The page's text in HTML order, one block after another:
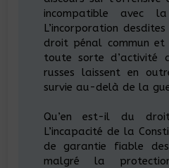
incompatible avec
L’incorporation
droit pénal commun
toute sorte d’activité
russes laissent en
survie au-delà de la
Qu’en est-il du
L’incapacité de la
de garantie fiable
malgré la